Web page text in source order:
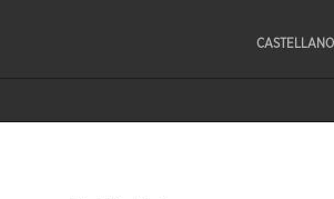
CASTELLANO